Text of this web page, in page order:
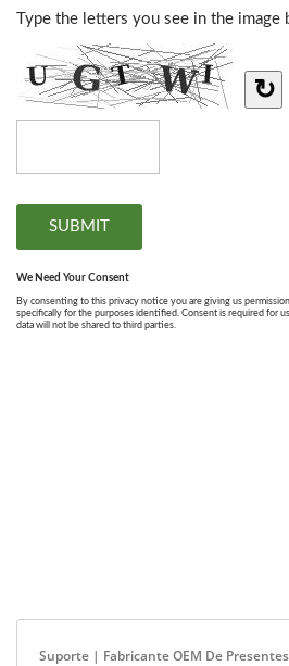
Suporte | Fabricante OEM De